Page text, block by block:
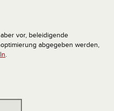
vor, beleidigende
abgegeben werden,
.